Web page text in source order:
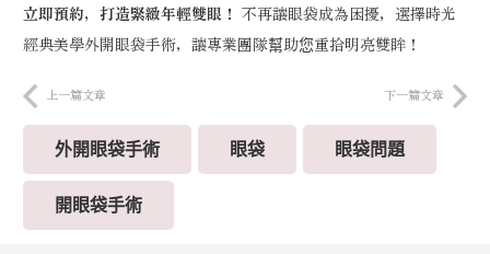
立即預約，打造緊緻年輕雙眼！ 不再讓眼袋成為困擾，選擇時光
經典美學外開眼袋手術，讓專業團隊幫助您重拾明亮雙眸！
上一篇文章 下一篇文章
外開眼袋手術 眼袋 眼袋問題
開眼袋手術